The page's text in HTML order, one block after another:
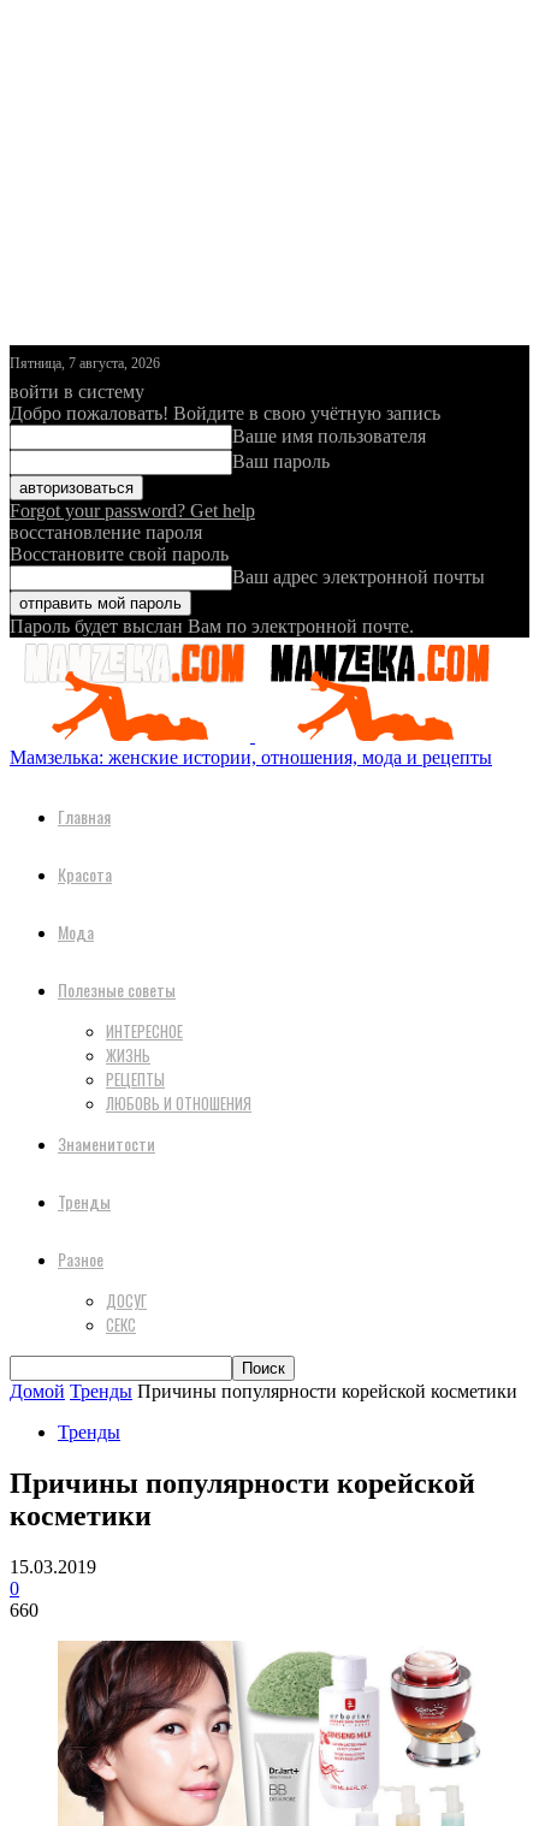
Пятница, 7 августа, 2026
войти в систему
Добро пожаловать! Войдите в свою учётную запись
Ваше имя пользователя
Ваш пароль
Forgot your password? Get help
восстановление пароля
Восстановите свой пароль
Ваш адрес электронной почты
Пароль будет выслан Вам по электронной почте.
Мамзелька: женские истории, отношения, мода и рецепты
Главная
Красота
Мода
Полезные советы
ИНТЕРЕСНОЕ
ЖИЗНЬ
РЕЦЕПТЫ
ЛЮБОВЬ И ОТНОШЕНИЯ
Знаменитости
Тренды
Разное
ДОСУГ
СЕКС
Домой Тренды Причины популярности корейской косметики
Тренды
Причины популярности корейской
косметики
15.03.2019
0
660